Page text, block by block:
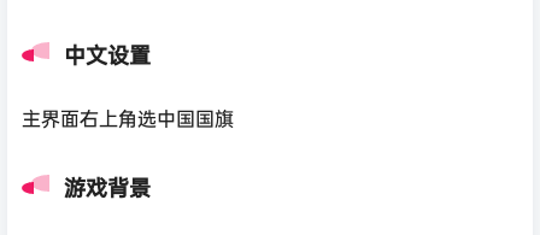
中文设置
主界面右上角选中国国旗
游戏背景